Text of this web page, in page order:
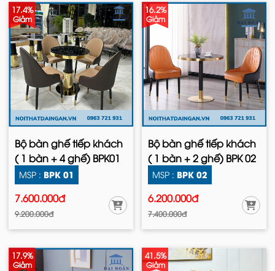
17.4%
Giảm
Bộ bàn ghế tiếp khách
( 1 bàn + 4 ghế) BPK01
MSP : BPK 01
7.600.000đ
9.200.000đ
16.2%
Giảm
Bộ bàn ghế tiếp khách
( 1 bàn + 2 ghế) BPK 02
MSP : BPK 02
6.200.000đ
7.400.000đ
17.9%
Giảm
41.5%
Giảm